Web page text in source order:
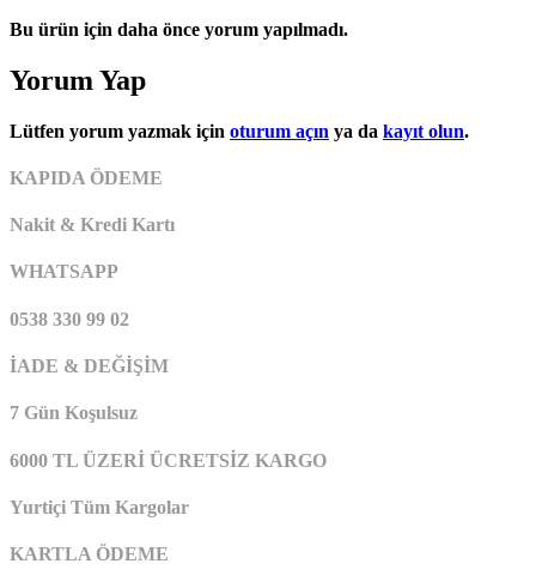
Bu ürün için daha önce yorum yapılmadı.
Yorum Yap
Lütfen yorum yazmak için oturum açın ya da kayıt olun.
KAPIDA ÖDEME
Nakit & Kredi Kartı
WHATSAPP
0538 330 99 02
İADE & DEĞİŞİM
7 Gün Koşulsuz
6000 TL ÜZERİ ÜCRETSİZ KARGO
Yurtiçi Tüm Kargolar
KARTLA ÖDEME